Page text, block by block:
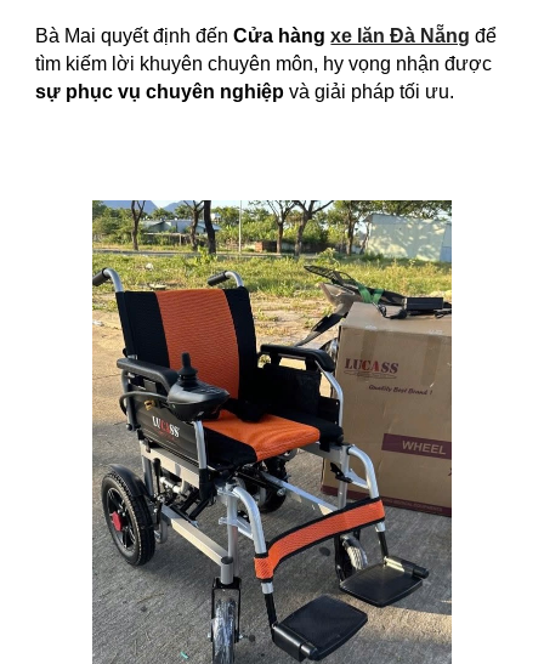
Bà Mai quyết định đếnCửa hàngxe lăn Đà Nẵng để
tìm kiếm lời khuyên chuyên môn, hy vọng nhận được
sự phục vụ chuyên nghiệp và giải pháp tối ưu.